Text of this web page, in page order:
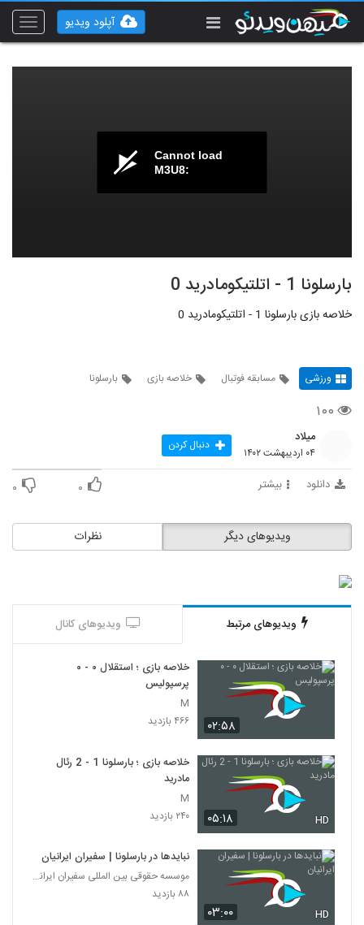
Toggle
آپلود ویدیو
Cannot load
M3U8:
بارسلونا 1 - اتلتیکومادرید 0
خلاصه بازی بارسلونا 1 - اتلتیکومادرید 0
ورزشی مسابقه فوتبال خلاصه بازی بارسلونا
۱۰۰
میلاد
۰۴ اردیبهشت ۱۴۰۲ دنبال کردن
دانلود بیشتر ۰ ۰
نظرات ویدیوهای دیگر
ویدیوهای مرتبط ویدیوهای کانال
۰۲:۵۸
خلاصه بازی ؛ استقلال ۰ - ۰
پرسپولیس
M
۴۶۶ بازدید
۰۵:۱۸ HD
خلاصه بازی ؛ بارسلونا 1 - 2 رئال
مادرید
M
۲۴۰ بازدید
۰۳:۰۰ HD
نبایدها در بارسلونا | سفیران ایرانیان
موسسه حقوقی بین المللی سفیران ایرانیان
۸۸ بازدید